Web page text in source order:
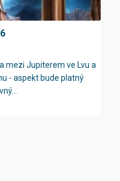
mezi Jupiterem ve Lvu a
- aspekt bude platný